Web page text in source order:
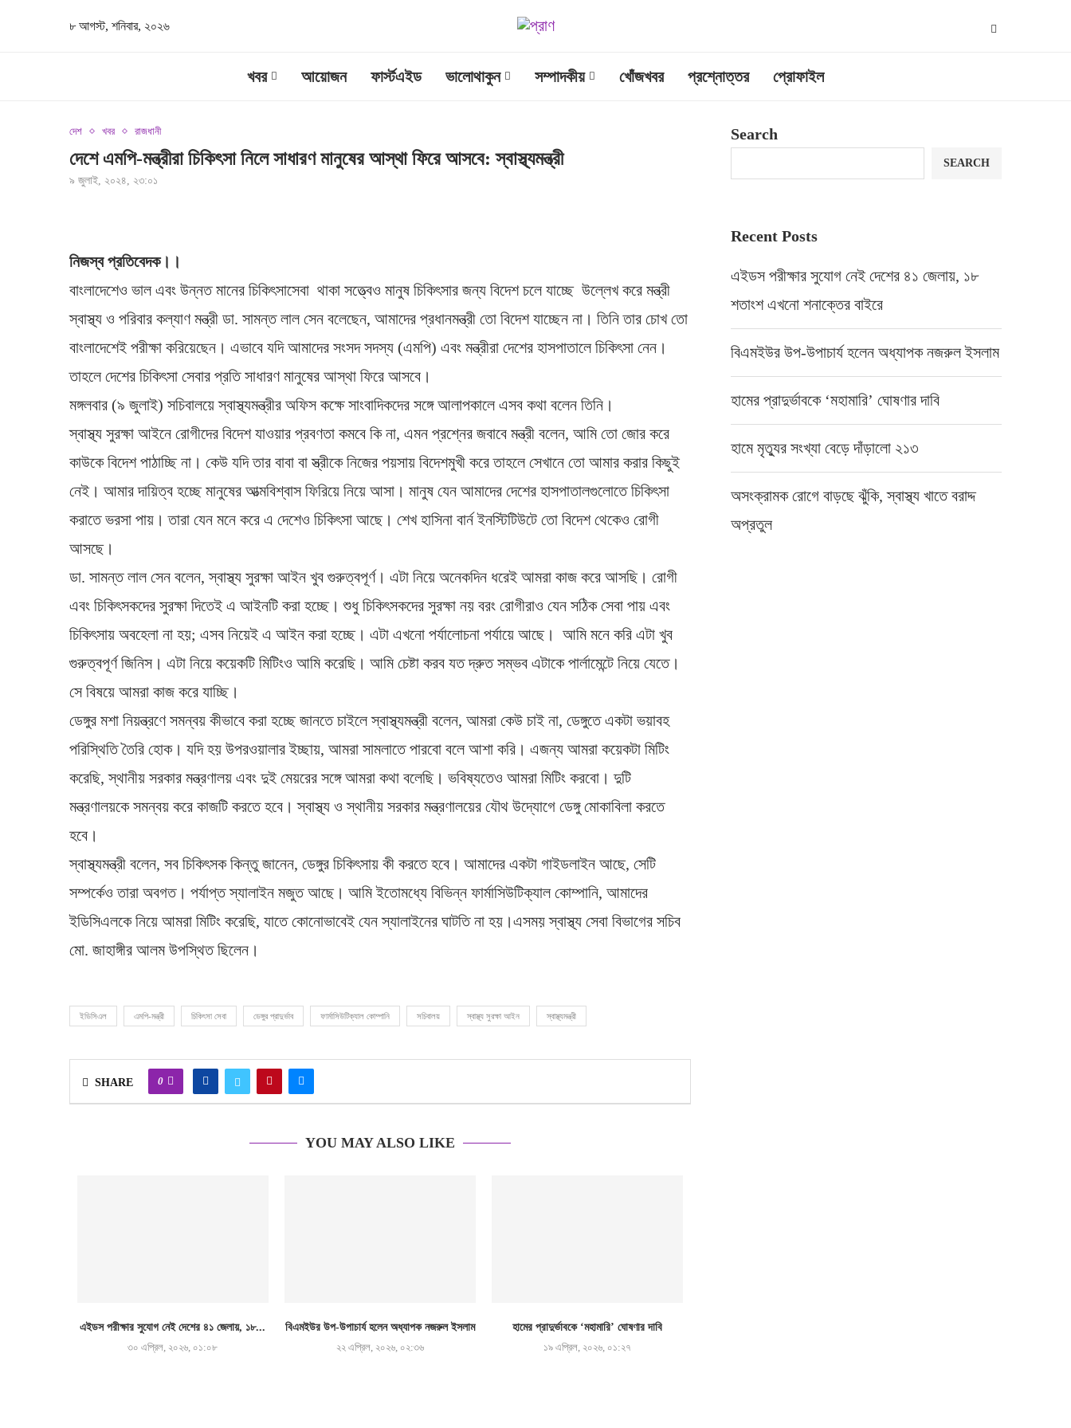
৮ আগস্ট, শনিবার, ২০২৬
খবর আয়োজন ফার্স্টএইড ভালোথাকুন সম্পাদকীয় খোঁজখবর প্রশ্নোত্তর প্রোফাইল
দেশ খবর রাজধানী
দেশে এমপি-মন্ত্রীরা চিকিৎসা নিলে সাধারণ মানুষের আস্থা ফিরে আসবে: স্বাস্থ্যমন্ত্রী
৯ জুলাই, ২০২৪, ২৩:০১
নিজস্ব প্রতিবেদক।।
বাংলাদেশেও ভাল এবং উন্নত মানের চিকিৎসাসেবা থাকা সত্ত্বেও মানুষ চিকিৎসার জন্য বিদেশ চলে যাচ্ছে উল্লেখ করে মন্ত্রী
স্বাস্থ্য ও পরিবার কল্যাণ মন্ত্রী ডা. সামন্ত লাল সেন বলেছেন, আমাদের প্রধানমন্ত্রী তো বিদেশ যাচ্ছেন না। তিনি তার চোখ তো
বাংলাদেশেই পরীক্ষা করিয়েছেন। এভাবে যদি আমাদের সংসদ সদস্য (এমপি) এবং মন্ত্রীরা দেশের হাসপাতালে চিকিৎসা নেন।
তাহলে দেশের চিকিৎসা সেবার প্রতি সাধারণ মানুষের আস্থা ফিরে আসবে।
মঙ্গলবার (৯ জুলাই) সচিবালয়ে স্বাস্থ্যমন্ত্রীর অফিস কক্ষে সাংবাদিকদের সঙ্গে আলাপকালে এসব কথা বলেন তিনি।
স্বাস্থ্য সুরক্ষা আইনে রোগীদের বিদেশ যাওয়ার প্রবণতা কমবে কি না, এমন প্রশ্নের জবাবে মন্ত্রী বলেন, আমি তো জোর করে
কাউকে বিদেশ পাঠাচ্ছি না। কেউ যদি তার বাবা বা স্ত্রীকে নিজের পয়সায় বিদেশমুখী করে তাহলে সেখানে তো আমার করার কিছুই
নেই। আমার দায়িত্ব হচ্ছে মানুষের আত্মবিশ্বাস ফিরিয়ে নিয়ে আসা। মানুষ যেন আমাদের দেশের হাসপাতালগুলোতে চিকিৎসা
করাতে ভরসা পায়। তারা যেন মনে করে এ দেশেও চিকিৎসা আছে। শেখ হাসিনা বার্ন ইনস্টিটিউটে তো বিদেশ থেকেও রোগী
আসছে।
ডা. সামন্ত লাল সেন বলেন, স্বাস্থ্য সুরক্ষা আইন খুব গুরুত্বপূর্ণ। এটা নিয়ে অনেকদিন ধরেই আমরা কাজ করে আসছি। রোগী
এবং চিকিৎসকদের সুরক্ষা দিতেই এ আইনটি করা হচ্ছে। শুধু চিকিৎসকদের সুরক্ষা নয় বরং রোগীরাও যেন সঠিক সেবা পায় এবং
চিকিৎসায় অবহেলা না হয়; এসব নিয়েই এ আইন করা হচ্ছে। এটা এখনো পর্যালোচনা পর্যায়ে আছে। আমি মনে করি এটা খুব
গুরুত্বপূর্ণ জিনিস। এটা নিয়ে কয়েকটি মিটিংও আমি করেছি। আমি চেষ্টা করব যত দ্রুত সম্ভব এটাকে পার্লামেন্টে নিয়ে যেতে।
সে বিষয়ে আমরা কাজ করে যাচ্ছি।
ডেঙ্গুর মশা নিয়ন্ত্রণে সমন্বয় কীভাবে করা হচ্ছে জানতে চাইলে স্বাস্থ্যমন্ত্রী বলেন, আমরা কেউ চাই না, ডেঙ্গুতে একটা ভয়াবহ
পরিস্থিতি তৈরি হোক। যদি হয় উপরওয়ালার ইচ্ছায়, আমরা সামলাতে পারবো বলে আশা করি। এজন্য আমরা কয়েকটা মিটিং
করেছি, স্থানীয় সরকার মন্ত্রণালয় এবং দুই মেয়রের সঙ্গে আমরা কথা বলেছি। ভবিষ্যতেও আমরা মিটিং করবো। দুটি
মন্ত্রণালয়কে সমন্বয় করে কাজটি করতে হবে। স্বাস্থ্য ও স্থানীয় সরকার মন্ত্রণালয়ের যৌথ উদ্যোগে ডেঙ্গু মোকাবিলা করতে
হবে।
স্বাস্থ্যমন্ত্রী বলেন, সব চিকিৎসক কিন্তু জানেন, ডেঙ্গুর চিকিৎসায় কী করতে হবে। আমাদের একটা গাইডলাইন আছে, সেটি
সম্পর্কেও তারা অবগত। পর্যাপ্ত স্যালাইন মজুত আছে। আমি ইতোমধ্যে বিভিন্ন ফার্মাসিউটিক্যাল কোম্পানি, আমাদের
ইডিসিএলকে নিয়ে আমরা মিটিং করেছি, যাতে কোনোভাবেই যেন স্যালাইনের ঘাটতি না হয়।এসময় স্বাস্থ্য সেবা বিভাগের সচিব
মো. জাহাঙ্গীর আলম উপস্থিত ছিলেন।
ইডিসিএল এমপি-মন্ত্রী চিকিৎসা সেবা ডেঙ্গুর প্রাদুর্ভাব ফার্মাসিউটিক্যাল কোম্পানি সচিবালয় স্বাস্থ্য সুরক্ষা আইন স্বাস্থ্যমন্ত্রী
SHARE 0
YOU MAY ALSO LIKE
এইডস পরীক্ষার সুযোগ নেই দেশের ৪১ জেলায়, ১৮...
৩০ এপ্রিল, ২০২৬, ০১:০৮
বিএমইউর উপ-উপাচার্য হলেন অধ্যাপক নজরুল ইসলাম
২২ এপ্রিল, ২০২৬, ০২:৩৬
হামের প্রাদুর্ভাবকে ‘মহামারি’ ঘোষণার দাবি
১৯ এপ্রিল, ২০২৬, ০১:২৭
Search
SEARCH
Recent Posts
এইডস পরীক্ষার সুযোগ নেই দেশের ৪১ জেলায়, ১৮
শতাংশ এখনো শনাক্তের বাইরে
বিএমইউর উপ-উপাচার্য হলেন অধ্যাপক নজরুল ইসলাম
হামের প্রাদুর্ভাবকে ‘মহামারি’ ঘোষণার দাবি
হামে মৃত্যুর সংখ্যা বেড়ে দাঁড়ালো ২১৩
অসংক্রামক রোগে বাড়ছে ঝুঁকি, স্বাস্থ্য খাতে বরাদ্দ
অপ্রতুল